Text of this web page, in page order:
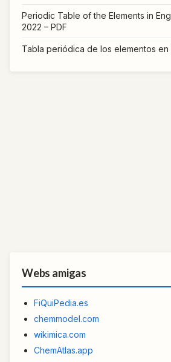
Periodic Table of the Elements in
2022 – PDF
Tabla periódica de los elementos en
Webs amigas
FiQuiPedia.es
chemmodel.com
wikimica.com
ChemAtlas.app